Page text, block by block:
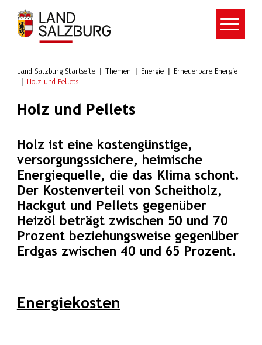
Zum Hauptinhalt springen
Land Salzburg Startseite Themen Energie
Erneuerbare Energie
Holz und Pellets
Holz und Pellets
Holz ist eine kostengünstige,
versorgungssichere, heimische
Energiequelle, die das Klima schont.
Der Kostenverteil von Scheitholz,
Hackgut und Pellets gegenüber
Heizöl beträgt zwischen 50 und 70
Prozent beziehungsweise gegenüber
Erdgas zwischen 40 und 65 Prozent.
Energiekosten